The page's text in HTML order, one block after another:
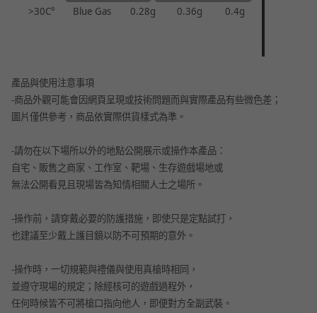
>30C°
Blue Gas 0.28g 0.36g 0.4g
產品與使用注意事項
-商品外觀可能會因網頁呈現或技術問題而與實際產品有些微色差；
圖片僅供參考，商品依實際供貨樣式為準。
-請勿在以下場所以外的地點公開展示或操作本產品：
自宅、販售之商家、工作室、靶場、生存遊戲場地或
無法公開看見且現場皆為知情相關人士之場所。
-操作前，請穿戴必要的防護措施，即使只是定點試打，
也建議至少戴上護目鏡以防不可預期的意外。
-操作時，一切規範與禮儀與使用真槍時相同，
並遵守現場的規定；除經核可的遊戲過程外，
任何時候皆不可將槍口指向他人，即便對方全副武裝。